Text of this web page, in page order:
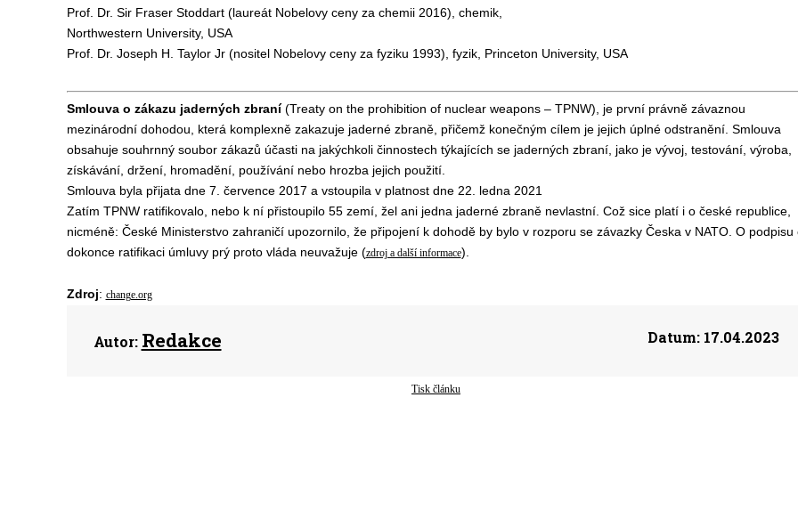
Prof. Dr. Sir Fraser Stoddart (laureát Nobelovy ceny za chemii 2016), chemik,
Northwestern University, USA
Prof. Dr. Joseph H. Taylor Jr (nositel Nobelovy ceny za fyziku 1993), fyzik, Princeton University, USA
Smlouva o zákazu jaderných zbraní(Treaty on the prohibition of nuclear weapons – TPNW), je první právně závaznou
mezinárodní dohodou, která komplexně zakazuje jaderné zbraně, přičemž konečným cílem je jejich úplné odstranění. Smlouva
obsahuje souhrnný soubor zákazů účasti na jakýchkoli činnostech týkajících se jaderných zbraní, jako je vývoj, testování, výroba,
získávání, držení, hromadění, používání nebo hrozba jejich použití.
Smlouva byla přijata dne 7. července 2017 a vstoupila v platnost dne 22. ledna 2021
Zatím TPNW ratifikovalo, nebo k ní přistoupilo 55 zemí, žel ani jedna jaderné zbraně nevlastní. Což sice platí i o české republice,
nicméně: České Ministerstvo zahraničíupozornilo, že připojení k dohodě by bylo v rozporu se závazky Česka v NATO. O podpisu
dokonce ratifikaci úmluvy prý proto vláda neuvažuje (zdroj a další informace).
Zdroj: change.org
Autor: Redakce Datum:17.04.2023
Tisk článku